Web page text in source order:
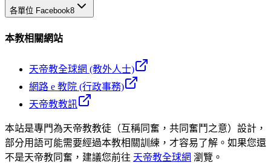
各單位 Facebook8
本教相關網站
天帝教全球網 (教外人士)
網路 e 教院 (行政事務)
天帝教教訊
本站是專門為天帝教教徒（互稱同奮，共同奮鬥之意）設計，
部分用語可能需要經過本教相關訓練，才容易了解。如果您還
不是天帝教同奮，建議您前往 天帝教全球網 瀏覽。